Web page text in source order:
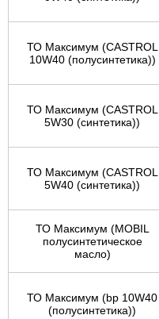
ТО Максимум (CASTROL
10W40 (полусинтетика))
ТО Максимум (CASTROL
5W30 (синтетика))
ТО Максимум (CASTROL
5W40 (синтетика))
ТО Максимум (MOBIL
полуcинтетическое
масло)
ТО Максимум (bp 10W40
(полусинтетика))